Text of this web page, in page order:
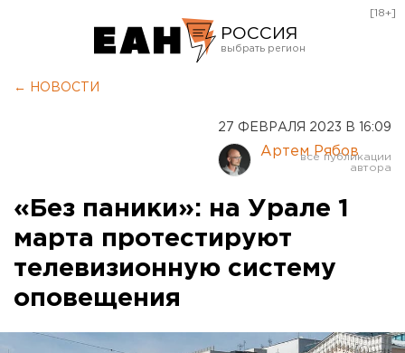
РОССИЯ
Курган
Оренбург
[18+]
← НОВОСТИ
27 ФЕВРАЛЯ 2023 В 16:09
Артем Рябов
«Без паники»: на Урале 1
марта протестируют
телевизионную систему
оповещения